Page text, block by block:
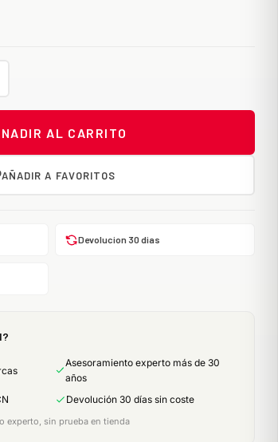
AL CARRITO
AÑADIR A FAVORITOS
Devolucion 30 dias
Asesoramiento experto más de 30
años
Devolución 30 días sin coste
experto, sin prueba en tienda